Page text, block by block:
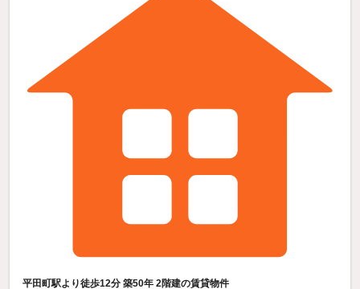
平田町駅より徒歩12分 築50年 2階建の賃貸物件